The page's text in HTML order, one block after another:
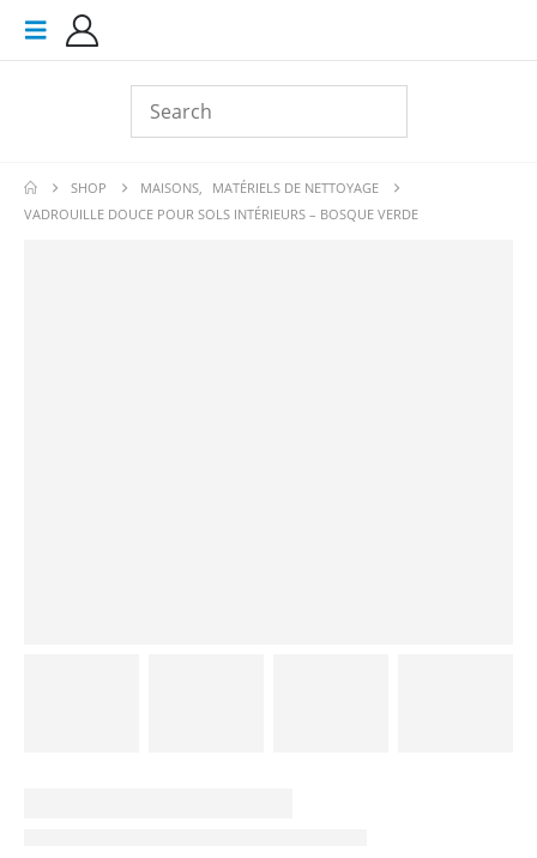
SHOP MAISONS,
MATÉRIELS DE NETTOYAGE
VADROUILLE DOUCE POUR SOLS INTÉRIEURS – BOSQUE VERDE